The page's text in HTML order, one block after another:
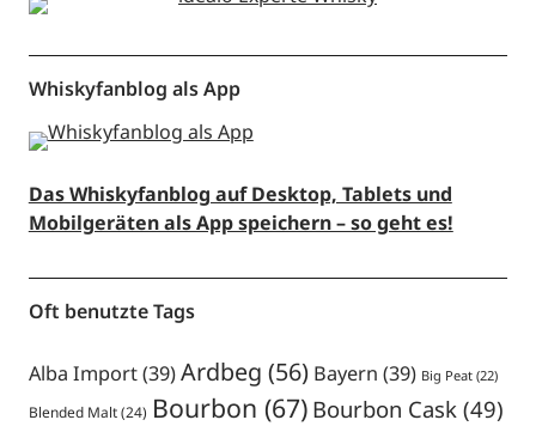
Whiskyfanblog als App
Das Whiskyfanblog auf Desktop, Tablets und
Mobilgeräten als App speichern – so geht es!
Oft benutzte Tags
Alba Import(39)Ardbeg (56) Bayern (39) Big Peat(22)
Blended Malt(24) Bourbon (67) Bourbon Cask(49)